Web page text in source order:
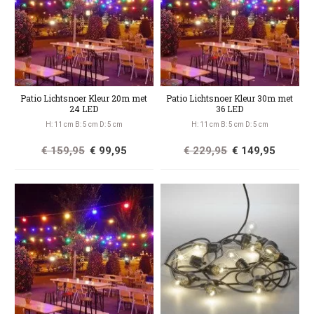
Patio Lichtsnoer Kleur 20m met
24 LED
H: 11 cm B: 5 cm D: 5 cm
€ 99,95
€ 159,95
Patio Lichtsnoer Kleur 30m met
36 LED
H: 11 cm B: 5 cm D: 5 cm
€ 149,95
€ 229,95